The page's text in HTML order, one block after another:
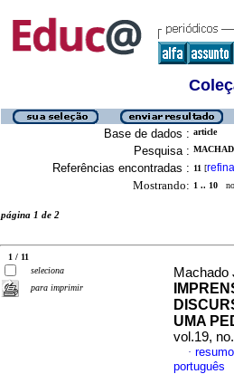
Base de dados : article
Pesquisa :
Referências encontradas : 11 [
Mostrando: 1 .. 10
página 1 de 2
1 / 11
seleciona
para imprimir
Machado
UMA
vol.19,
·
português